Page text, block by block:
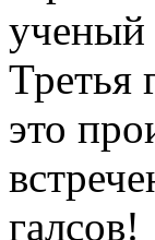
ученый
Третья
это
галсов!